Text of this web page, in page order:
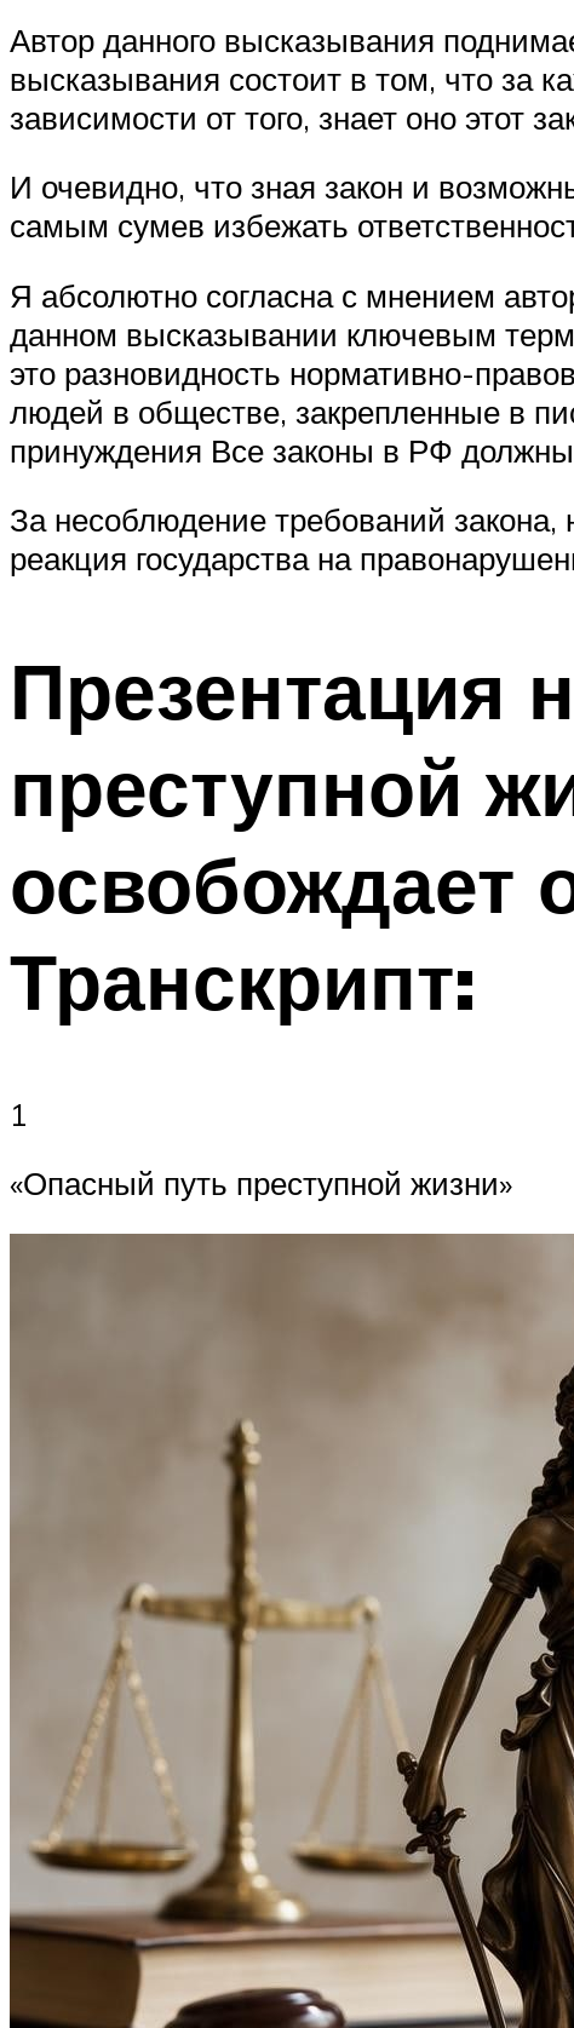
Автор данного высказывания
высказывания состоит в том, что за
зависимости от того, знает оно этот
И очевидно, что зная закон и
самым сумев избежать
Я абсолютно согласна с мнением
данном высказывании ключевым
это разновидность нормативно-
людей в обществе, закрепленные в
принуждения Все законы в РФ должны
За несоблюдение требований закона,
реакция государства на
Презентация
преступной
освобождает
Транскрипт:
1
«Опасный путь преступной жизни»